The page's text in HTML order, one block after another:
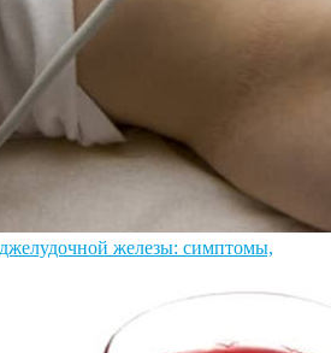
железы: симптомы,